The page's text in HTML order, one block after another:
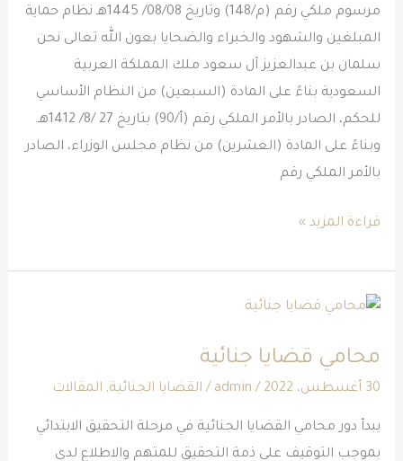
مرسوم ملكي رقم (م/148) وتاريخ 08/08/ 1445هـ نظام حماية
المبلغين والشهود والخبراء والضحايا بعون الله تعالى نحن
سلمان بن عبدالعزيز آل سعود ملك المملكة العربية
السعودية بناءً على المادة (السبعين) من النظام الأساسي
للحكم، الصادر بالأمر الملكي رقم (أ/90) بتاريخ 27 /8/ 1412هـ.
وبناءً على المادة (العشرين) من نظام مجلس الوزراء، الصادر
بالأمر الملكي رقم
قراءة المزيد »
محامي قضايا جنائية
30 أغسطس، 2022 /
admin
/ القضايا الجنائية, المقالات
يبدأ دور محامي القضايا الجنائية في مرحلة التحقيق الابتدائي
بموجب التوقيف على ذمة التحقيق للمتهم والاطلاع لدى
محامي
جنائية